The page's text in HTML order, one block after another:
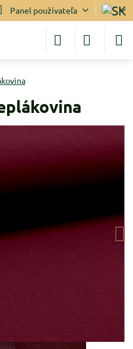
Panel používateľa